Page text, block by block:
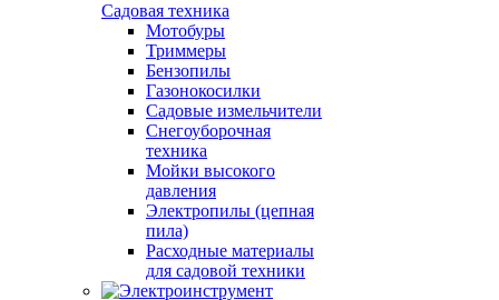
Садовая техника
Мотобуры
Триммеры
Бензопилы
Газонокосилки
Садовые измельчители
Снегоуборочная
техника
Мойки высокого
давления
Электропилы (цепная
пила)
Расходные материалы
для садовой техники